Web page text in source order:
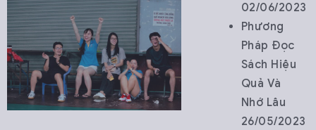
02/06/2023
Phương
Pháp Đọc
Sách Hiệu
Quả Và
Nhớ Lâu
26/05/2023